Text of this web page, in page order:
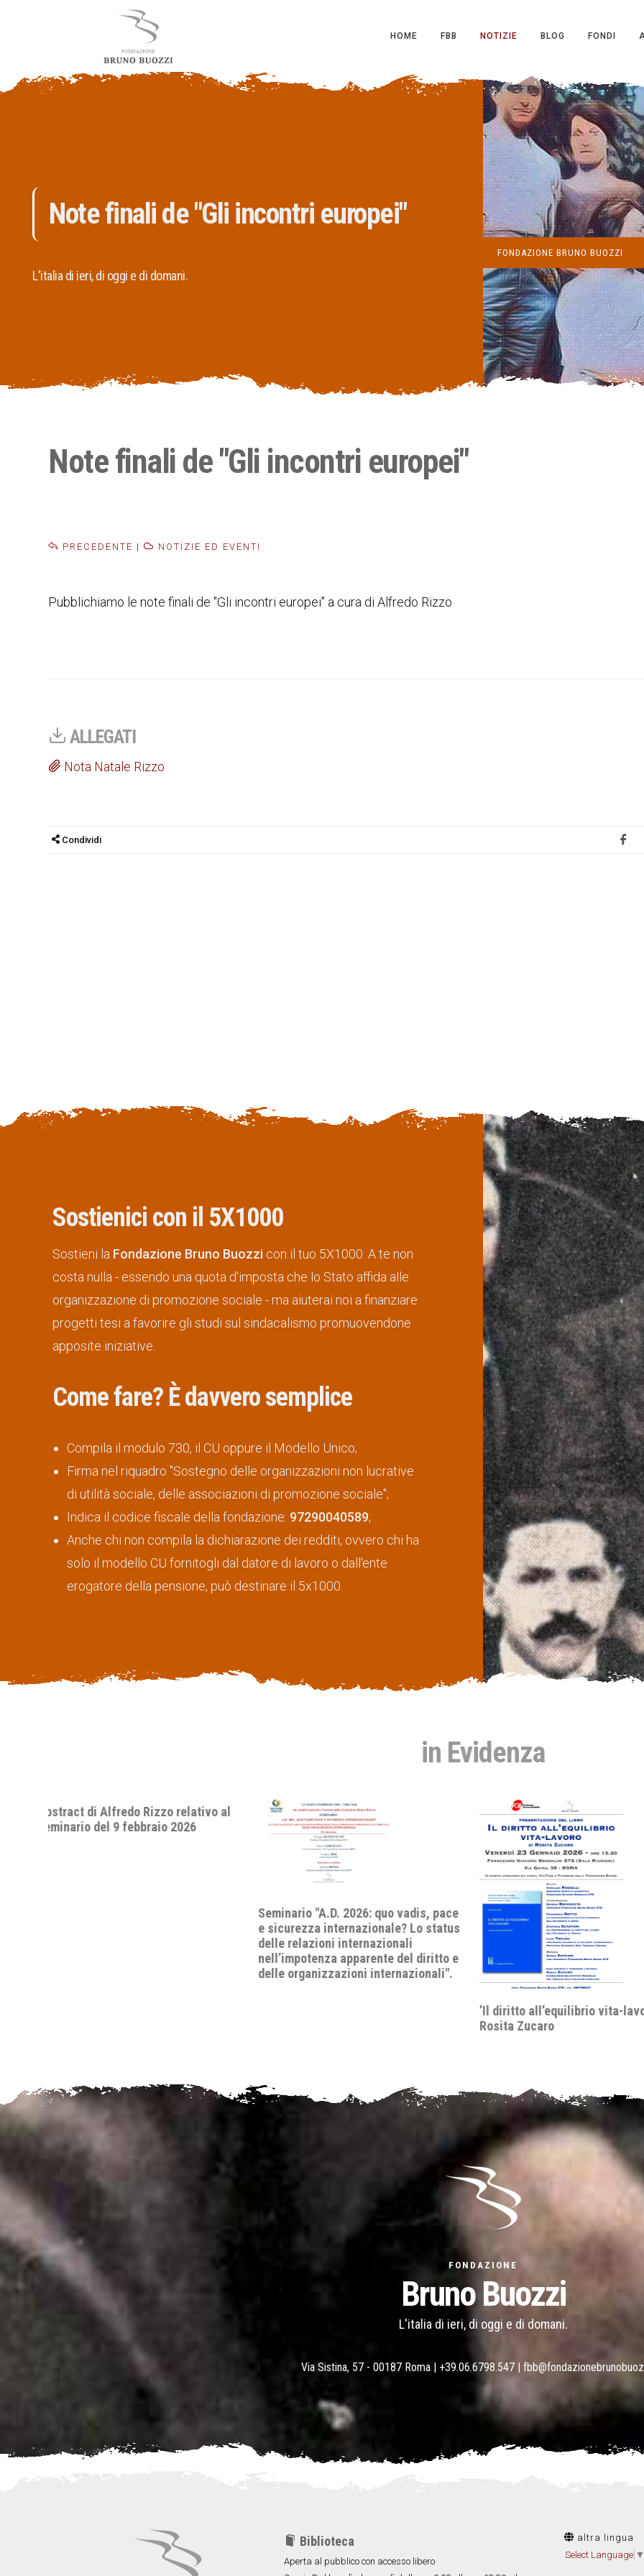
HOME FBB NOTIZIE BLOG FONDI
Note finali de "Gli incontri europei"
L'italia di ieri, di oggi e di domani.
FONDAZIONE BRUNO BUOZZI
Note finali de "Gli incontri europei"
PRECEDENTE | NOTIZIE ED EVENTI
Pubblichiamo le note finali de "Gli incontri europei" a cura di Alfredo Rizzo
ALLEGATI
Nota Natale Rizzo
Condividi
Sostienici con il 5X1000
Sostieni la Fondazione Bruno Buozzi con il tuo 5X1000. A te non
costa nulla - essendo una quota d'imposta che lo Stato affida alle
organizzazione di promozione sociale - ma aiuterai noi a finanziare
progetti tesi a favorire gli studi sul sindacalismo promuovendone
apposite iniziative.
Come fare? È davvero semplice
Compila il modulo 730, il CU oppure il Modello Unico;
Firma nel riquadro "Sostegno delle organizzazioni non lucrative
di utilità sociale, delle associazioni di promozione sociale";
Indica il codice fiscale della fondazione: 97290040589;
Anche chi non compila la dichiarazione dei redditi, ovvero chi ha
solo il modello CU fornitogli dal datore di lavoro o dall'ente
erogatore della pensione, può destinare il 5x1000.
in Evidenza
Dibattito "Il divorzio di San
Come la Scala Mobile divise
FONDAZIONE
Bruno Buozzi
L'italia di ieri, di oggi e di domani.
Via Sistina, 57 - 00187 Roma | +39.06.6798.547 |
Biblioteca
Aperta al pubblico con accesso libero
altra lingua
Select Language ▼